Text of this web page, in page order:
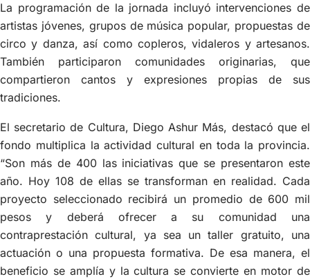
La programación de la jornada incluyó intervenciones de
artistas jóvenes, grupos de música popular, propuestas de
circo y danza, así como copleros, vidaleros y artesanos.
También participaron comunidades originarias, que
compartieron cantos y expresiones propias de sus
tradiciones.
El secretario de Cultura, Diego Ashur Más, destacó que el
fondo multiplica la actividad cultural en toda la provincia.
“Son más de 400 las iniciativas que se presentaron este
año. Hoy 108 de ellas se transforman en realidad. Cada
proyecto seleccionado recibirá un promedio de 600 mil
pesos y deberá ofrecer a su comunidad una
contraprestación cultural, ya sea un taller gratuito, una
actuación o una propuesta formativa. De esa manera, el
beneficio se amplía y la cultura se convierte en motor de